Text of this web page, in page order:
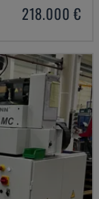
218.000 €